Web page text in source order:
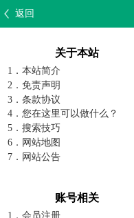
返回
关于本站
1．本站简介
2．免责声明
3．条款协议
4．您在这里可以做什么？
5．搜索技巧
6．网站地图
7．网站公告
账号相关
1．会员注册